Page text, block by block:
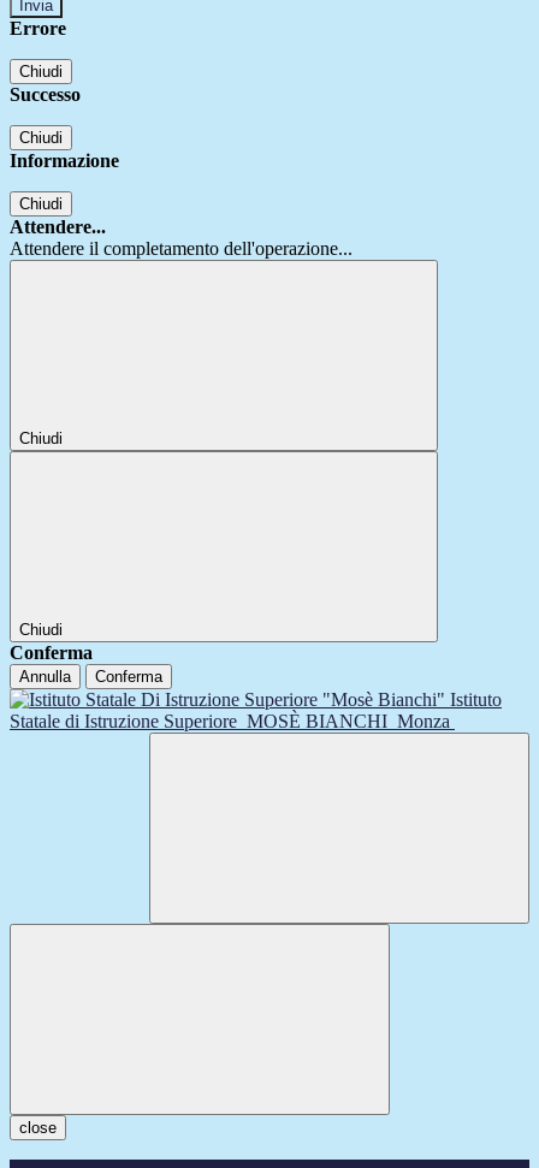
Errore
Chiudi
Successo
Chiudi
Informazione
Chiudi
Attendere...
Attendere il completamento dell'operazione...
Chiudi
Chiudi
Conferma
Annulla Conferma
Istituto
Statale di Istruzione Superiore MOSÈ BIANCHI Monza
close